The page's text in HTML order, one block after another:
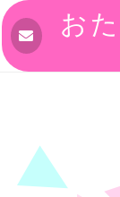
お